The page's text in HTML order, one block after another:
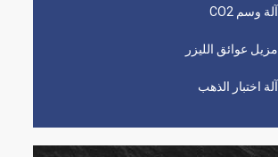
آلة وسم CO2
مزيل عوائق الليزر
آلة اختبار الذهب